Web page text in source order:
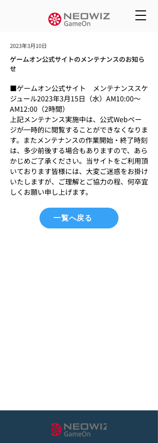
2023年3月10日
ゲームオン公式サイトのメンテナンスのお知ら
せ
■ゲームオン公式サイト　メンテナンススケ
ジュール2023年3月15日（水）AM10:00～
AM12:00（2時間）
上記メンテナンス実施中は、公式Webペー
ジが一時的に閲覧することができなくなりま
す。またメンテナンスの作業開始・終了時刻
は、多少前後する場合もありますので、あら
かじめご了承ください。当サイトをご利用頂
いております皆様には、大変ご迷惑をお掛け
いたしますが、ご理解とご協力の程、何卒宜
しくお願い申し上げます。
一覧へ戻る